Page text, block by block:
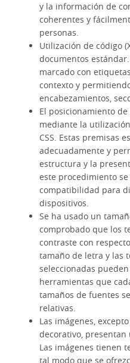
y la información de
coherentes y
personas.
Utilización de código
documentos
marcado con
contexto y
encabezamientos,
El posicionamiento
mediante la
CSS. Estas premisas
adecuadamente y
estructura y la
este procedimiento
compatibilidad para
dispositivos.
Se ha usado un
comprobado que los
contraste con
tamaño de letra y las
seleccionadas
herramientas que
tamaños de fuentes
relativas.
Las imágenes,
decorativo,
Las imágenes tienen
tal modo que se